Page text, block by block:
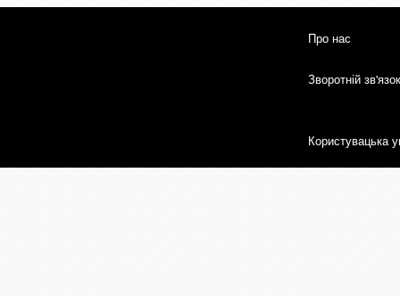
Про нас
Зворотній зв'язок
Користувацька